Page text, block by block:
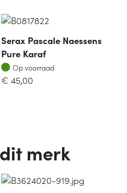
Serax Pascale Naessens
Pure Karaf
Op voorraad
Op voorraad
€ 45,00
merk